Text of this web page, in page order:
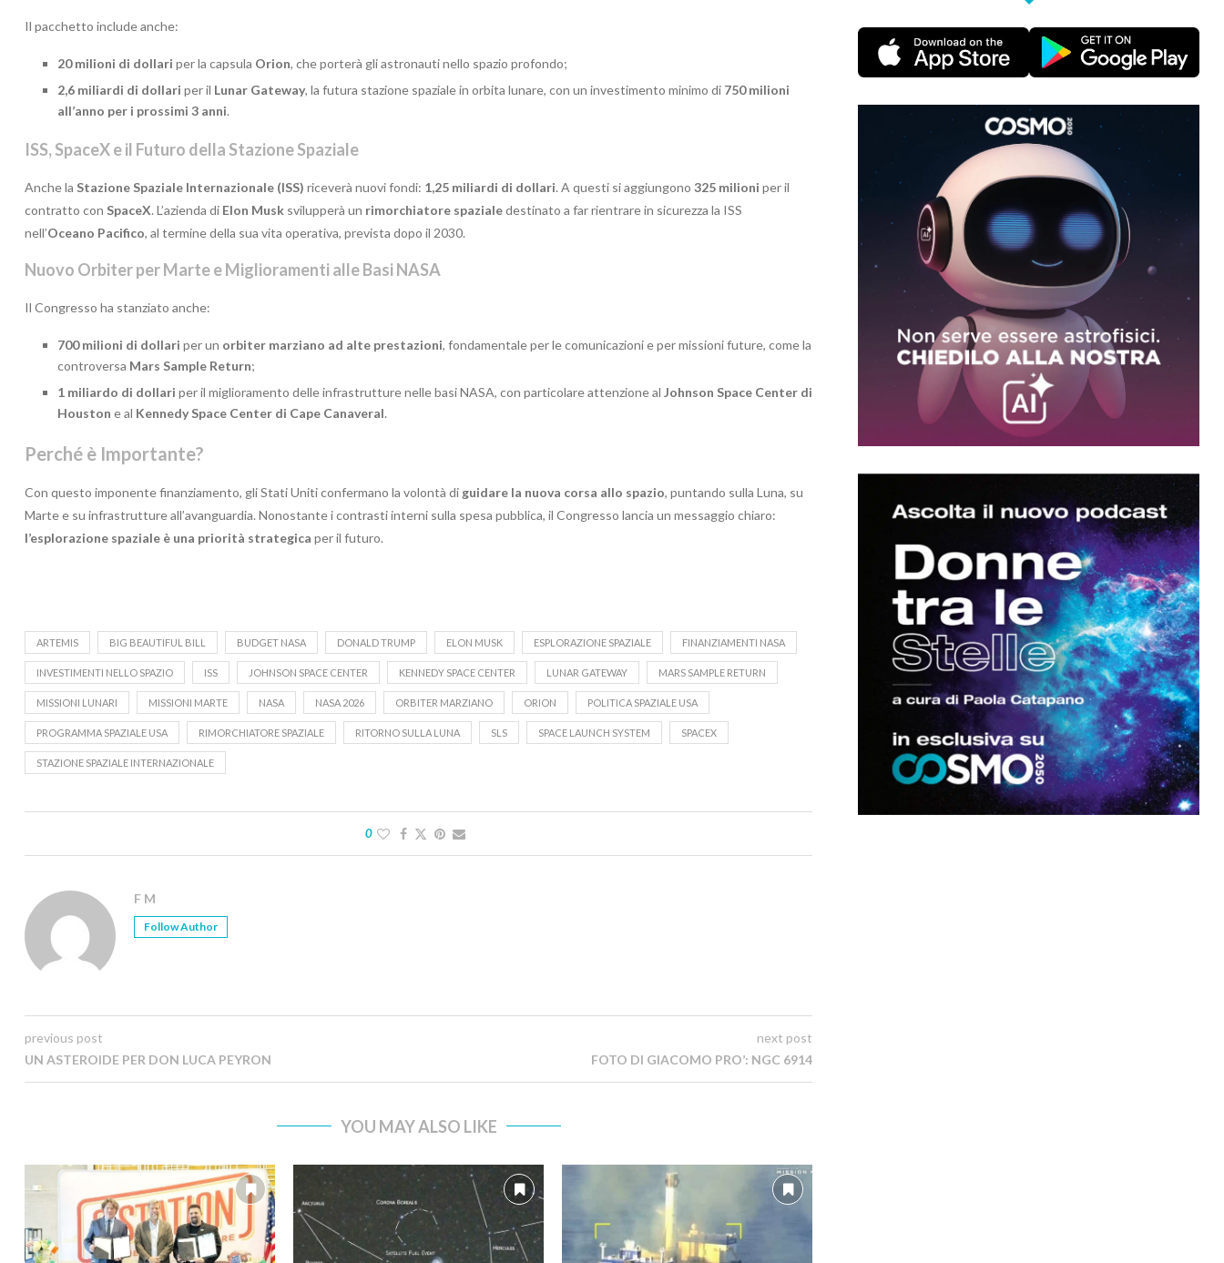
Il pacchetto include anche:
20 milioni di dollari per la capsula Orion, che porterà gli astronauti nello spazio profondo;
2,6 miliardi di dollari per il Lunar Gateway, la futura stazione spaziale in orbita lunare, con un investimento minimo di 750 milioni
all’anno per i prossimi 3 anni.
ISS, SpaceX e il Futuro della Stazione Spaziale
Anche la Stazione Spaziale Internazionale (ISS) riceverà nuovi fondi: 1,25 miliardi di dollari. A questi si aggiungono 325 milioni per il
contratto con SpaceX. L’azienda di Elon Musk svilupperà un rimorchiatore spazialedestinato a far rientrare in sicurezza la ISS
nell’Oceano Pacifico, al termine della sua vita operativa, prevista dopo il 2030.
Nuovo Orbiter per Marte e Miglioramenti alle Basi NASA
Il Congresso ha stanziato anche:
700 milioni di dollari per un orbiter marziano ad alte prestazioni, fondamentale per le comunicazioni e per missioni future, come la
controversa Mars Sample Return;
1 miliardo di dollari per il miglioramento delle infrastrutture nelle basi NASA, con particolare attenzione al Johnson Space Center di
Houston e al Kennedy Space Center di Cape Canaveral.
Perché è Importante?
Con questo imponente finanziamento, gli Stati Uniti confermano la volontà di guidare la nuova corsa allo spazio, puntando sulla Luna, su
Marte e su infrastrutture all’avanguardia. Nonostante i contrasti interni sulla spesa pubblica, il Congresso lancia un messaggio chiaro:
l’esplorazione spaziale è una priorità strategica per il futuro.
ARTEMIS BIG BEAUTIFUL BILL BUDGET NASA DONALD TRUMP ELON MUSK ESPLORAZIONE SPAZIALE FINANZIAMENTI NASA
INVESTIMENTI NELLO SPAZIO ISS JOHNSON SPACE CENTER KENNEDY SPACE CENTER LUNAR GATEWAY MARS SAMPLE RETURN
MISSIONI LUNARI MISSIONI MARTE NASA NASA 2026 ORBITER MARZIANO ORION POLITICA SPAZIALE USA
PROGRAMMA SPAZIALE USA RIMORCHIATORE SPAZIALE RITORNO SULLA LUNA SLS SPACE LAUNCH SYSTEM SPACEX
STAZIONE SPAZIALE INTERNAZIONALE
0
F M
Follow Author
previous post
UN ASTEROIDE PER DON LUCA PEYRON
next post
FOTO DI GIACOMO PRO’: NGC 6914
YOU MAY ALSO LIKE